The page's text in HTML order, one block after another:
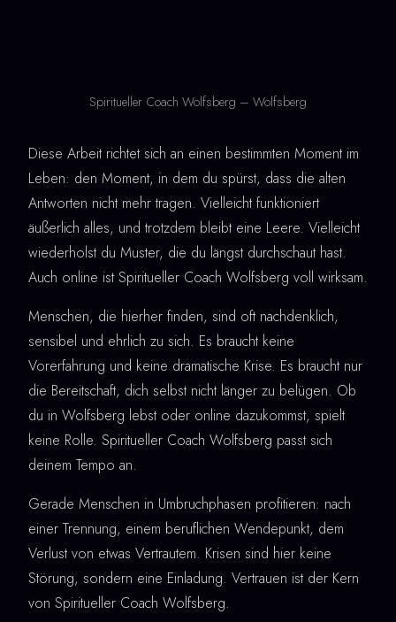
Spiritueller Coach Wolfsberg – Wolfsberg
Diese Arbeit richtet sich an einen bestimmten Moment im
Leben: den Moment, in dem du spürst, dass die alten
Antworten nicht mehr tragen. Vielleicht funktioniert
äußerlich alles, und trotzdem bleibt eine Leere. Vielleicht
wiederholst du Muster, die du längst durchschaut hast.
Auch online ist Spiritueller Coach Wolfsberg voll wirksam.
Menschen, die hierher finden, sind oft nachdenklich,
sensibel und ehrlich zu sich. Es braucht keine
Vorerfahrung und keine dramatische Krise. Es braucht nur
die Bereitschaft, dich selbst nicht länger zu belügen. Ob
du in Wolfsberg lebst oder online dazukommst, spielt
keine Rolle. Spiritueller Coach Wolfsberg passt sich
deinem Tempo an.
Gerade Menschen in Umbruchphasen profitieren: nach
einer Trennung, einem beruflichen Wendepunkt, dem
Verlust von etwas Vertrautem. Krisen sind hier keine
Störung, sondern eine Einladung. Vertrauen ist der Kern
von Spiritueller Coach Wolfsberg.